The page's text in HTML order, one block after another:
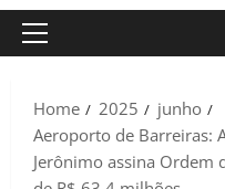
Primary
Home
2025
junho
Aeroporto de Barreiras:
Jerônimo assina Ordem